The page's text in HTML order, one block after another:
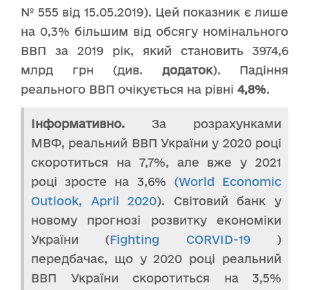
№ 555 від 15.05.2019). Цей показник є лише
на 0,3% більшим від обсягу номінального
ВВП за 2019 рік, який становить 3974,6
млрд грн (див. додаток). Падіння
реального ВВП очікується на рівні 4,8%.
Інформативно. За розрахунками
МВФ, реальний ВВП України у 2020 році
скоротиться на 7,7%, але вже у 2021
році зросте на 3,6% (World Economic
Outlook, April 2020). Світовий банк у
новому прогнозі розвитку економіки
України (Fighting CORVID-19)
передбачає, що у 2020 році реальний
ВВП України скоротиться на 3,5%